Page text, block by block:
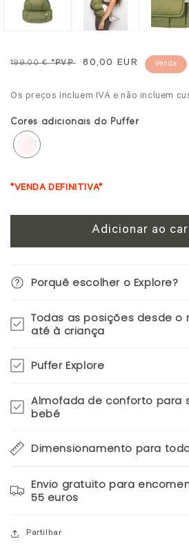
modal
Preço
199,00 €*PVP
Preço
80,00 EUR Venda
Os preços incluem IVA e não incluem
Cores adicionais do Puffer
*VENDA DEFINITIVA*
Adicionar ao
Porquê escolher o Explore?
Todas as posições desde
até à criança
Puffer Explore
Almofada de conforto para
bebé
Dimensionamento para
Envio gratuito para
55 euros
Partilhar